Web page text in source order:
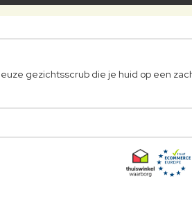
gezichtsscrub die je huid op een